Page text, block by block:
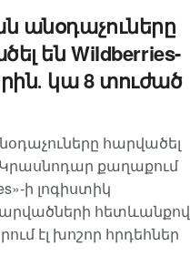
անօդաչուները
են Wildberries-
կա 8 տուժած
հարվածել
քաղաքում
ի լոգիստիկ
հետևանքով
էլ խոշոր հրդեհներ